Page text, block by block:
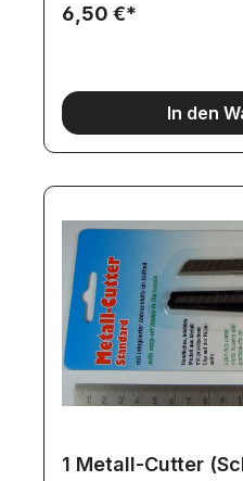
6,50 €*
In den
1 Metall-Cutter